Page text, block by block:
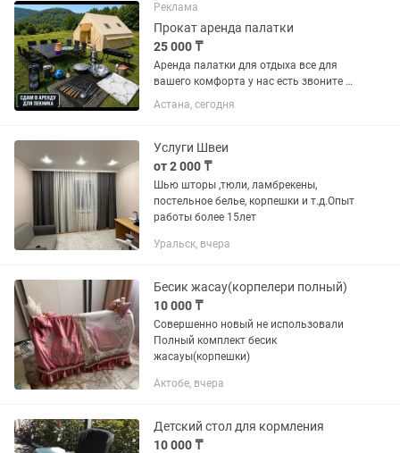
Реклама
Прокат аренда палатки
25 000 ₸
Аренда палатки для отдыха все для
вашего комфорта у нас есть звоните в
любое время Палатка надувная да 10
и более человек Мангал шампура Стол
табак посуда...
Астана, сегодня
Услуги Швеи
от 2 000 ₸
Шью шторы ,тюли, ламбрекены,
постельное белье, корпешки и т.д.Опыт
работы более 15лет
Уральск, вчера
Бесик жасау(корпелери полный)
10 000 ₸
Совершенно новый не использовали
Полный комплект бесик
жасауы(корпешки)
Актобе, вчера
Детский стол для кормления
10 000 ₸